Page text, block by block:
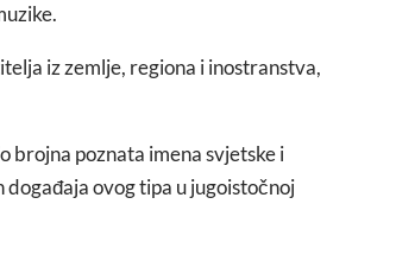
iz zemlje, regiona i inostranstva,
brojna poznata imena svjetske i
ovog tipa u jugoistočnoj